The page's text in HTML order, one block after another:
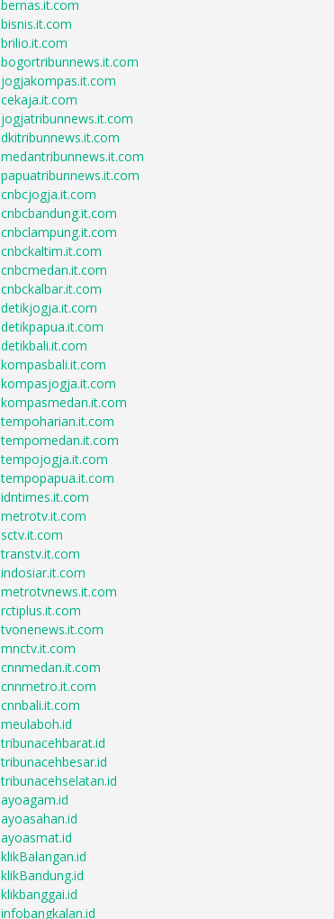
bernas.it.com
bisnis.it.com
brilio.it.com
bogortribunnews.it.com
jogjakompas.it.com
cekaja.it.com
jogjatribunnews.it.com
dkitribunnews.it.com
medantribunnews.it.com
papuatribunnews.it.com
cnbcjogja.it.com
cnbcbandung.it.com
cnbclampung.it.com
cnbckaltim.it.com
cnbcmedan.it.com
cnbckalbar.it.com
detikjogja.it.com
detikpapua.it.com
detikbali.it.com
kompasbali.it.com
kompasjogja.it.com
kompasmedan.it.com
tempoharian.it.com
tempomedan.it.com
tempojogja.it.com
tempopapua.it.com
idntimes.it.com
metrotv.it.com
sctv.it.com
transtv.it.com
indosiar.it.com
metrotvnews.it.com
rctiplus.it.com
tvonenews.it.com
mnctv.it.com
cnnmedan.it.com
cnnmetro.it.com
cnnbali.it.com
meulaboh.id
tribunacehbarat.id
tribunacehbesar.id
tribunacehselatan.id
ayoagam.id
ayoasahan.id
ayoasmat.id
klikBalangan.id
klikBandung.id
klikbanggai.id
infobangkalan.id